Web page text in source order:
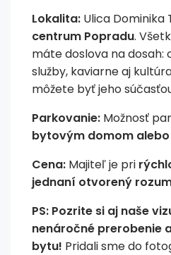
Lokalita: Ulica Dominika
centrum Popradu.
máte doslova na dosah:
služby, kaviarne aj
môžete byť jeho
Parkovanie: Možnosť
bytovým domom
Cena: Majiteľ je pri
jednaní otvorený
PS: Pozrite si aj naše
nenáročné prerobenie
bytu! Pridali sme do